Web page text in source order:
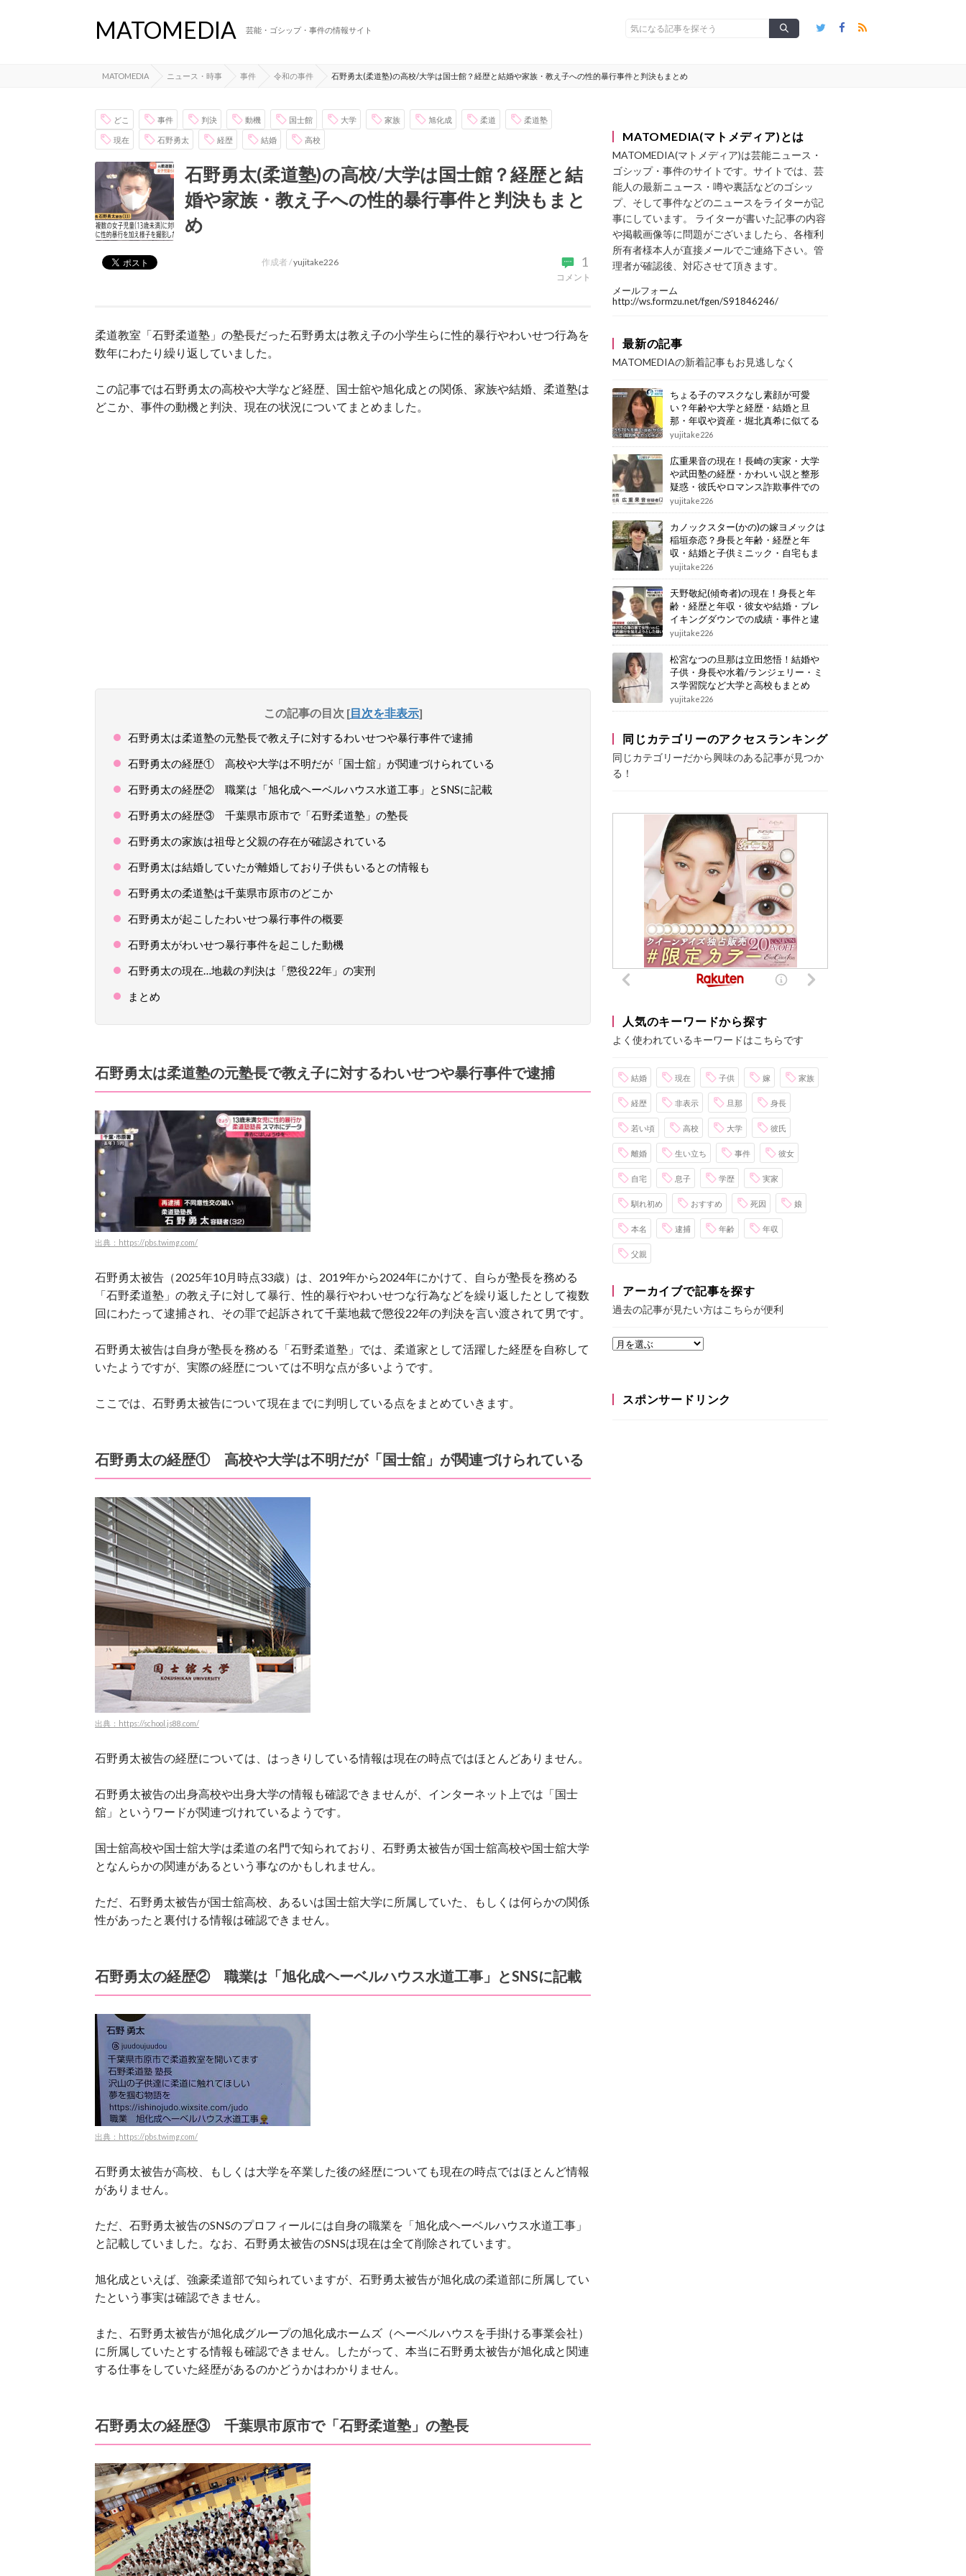
MATOMEDIA 芸能・ゴシップ・事件の情報サイト
MATOMEDIA ニュース・時事 事件 令和の事件 石野勇太(柔道塾)の高校/大学は国士館？経歴と結婚や家族・教え子への性的暴行事件と判決もまとめ
どこ 事件 判決 動機 国士館 大学 家族 旭化成 柔道 柔道塾
現在 石野勇太 経歴 結婚 高校
石野勇太(柔道塾)の高校/大学は国士館？経歴と結
婚や家族・教え子への性的暴行事件と判決もまと
め
1
コメント
作成者 /yujitake226
柔道教室「石野柔道塾」の塾長だった石野勇太は教え子の小学生らに性的暴行やわいせつ行為を
数年にわたり繰り返していました。
この記事では石野勇太の高校や大学など経歴、国士舘や旭化成との関係、家族や結婚、柔道塾は
どこか、事件の動機と判決、現在の状況についてまとめました。
この記事の目次 [目次を非表示]
石野勇太は柔道塾の元塾長で教え子に対するわいせつや暴行事件で逮捕
石野勇太の経歴① 高校や大学は不明だが「国士舘」が関連づけられている
石野勇太の経歴② 職業は「旭化成ヘーベルハウス水道工事」とSNSに記載
石野勇太の経歴③ 千葉県市原市で「石野柔道塾」の塾長
石野勇太の家族は祖母と父親の存在が確認されている
石野勇太は結婚していたが離婚しており子供もいるとの情報も
石野勇太の柔道塾は千葉県市原市のどこか
石野勇太が起こしたわいせつ暴行事件の概要
石野勇太がわいせつ暴行事件を起こした動機
石野勇太の現在…地裁の判決は「懲役22年」の実刑
まとめ
石野勇太は柔道塾の元塾長で教え子に対するわいせつや暴行事件で逮捕
出典：https://pbs.twimg.com/
石野勇太被告（2025年10月時点33歳）は、2019年から2024年にかけて、自らが塾長を務める
「石野柔道塾」の教え子に対して暴行、性的暴行やわいせつな行為などを繰り返したとして複数
回にわたって逮捕され、その罪で起訴されて千葉地裁で懲役22年の判決を言い渡されて男です。
石野勇太被告は自身が塾長を務める「石野柔道塾」では、柔道家として活躍した経歴を自称して
いたようですが、実際の経歴については不明な点が多いようです。
ここでは、石野勇太被告について現在までに判明している点をまとめていきます。
石野勇太の経歴① 高校や大学は不明だが「国士舘」が関連づけられている
出典：https://school.js88.com/
石野勇太被告の経歴については、はっきりしている情報は現在の時点ではほとんどありません。
石野勇太被告の出身高校や出身大学の情報も確認できませんが、インターネット上では「国士
舘」というワードが関連づけれているようです。
国士舘高校や国士舘大学は柔道の名門で知られており、石野勇太被告が国士舘高校や国士舘大学
となんらかの関連があるという事なのかもしれません。
ただ、石野勇太被告が国士舘高校、あるいは国士舘大学に所属していた、もしくは何らかの関係
性があったと裏付ける情報は確認できません。
石野勇太の経歴② 職業は「旭化成ヘーベルハウス水道工事」とSNSに記載
出典：https://pbs.twimg.com/
石野勇太被告が高校、もしくは大学を卒業した後の経歴についても現在の時点ではほとんど情報
がありません。
ただ、石野勇太被告のSNSのプロフィールには自身の職業を「旭化成ヘーベルハウス水道工事」
と記載していました。なお、石野勇太被告のSNSは現在は全て削除されています。
旭化成といえば、強豪柔道部で知られていますが、石野勇太被告が旭化成の柔道部に所属してい
たという事実は確認できません。
また、石野勇太被告が旭化成グループの旭化成ホームズ（ヘーベルハウスを手掛ける事業会社）
に所属していたとする情報も確認できません。したがって、本当に石野勇太被告が旭化成と関連
する仕事をしていた経歴があるのかどうかはわかりません。
石野勇太の経歴③ 千葉県市原市で「石野柔道塾」の塾長
MATOMEDIA(マトメディア)とは
MATOMEDIA(マトメディア)は芸能ニュース・
ゴシップ・事件のサイトです。サイトでは、芸
能人の最新ニュース・噂や裏話などのゴシッ
プ、そして事件などのニュースをライターが記
事にしています。 ライターが書いた記事の内容
や掲載画像等に問題がございましたら、各権利
所有者様本人が直接メールでご連絡下さい。管
理者が確認後、対応させて頂きます。
メールフォーム
http://ws.formzu.net/fgen/S91846246/
最新の記事
MATOMEDIAの新着記事もお見逃しなく
ちょる子のマスクなし素顔が可愛
い？年齢や大学と経歴・結婚と旦
那・年収や資産・堀北真希に似てる
画像もまとめ
yujitake226
広重果音の現在！長崎の実家・大学
や武田塾の経歴・かわいい説と整形
疑惑・彼氏やロマンス詐欺事件での
逮捕もまとめ
yujitake226
カノックスター(かの)の嫁ヨメックは
稲垣奈恋？身長と年齢・経歴と年
収・結婚と子供ミニック・自宅もま
とめ
yujitake226
天野敬紀(傾奇者)の現在！身長と年
齢・経歴と年収・彼女や結婚・ブレ
イキングダウンでの成績・事件と逮
捕もまとめ
yujitake226
松宮なつの旦那は立田悠悟！結婚や
子供・身長や水着/ランジェリー・ミ
ス学習院など大学と高校もまとめ
yujitake226
同じカテゴリーのアクセスランキング
同じカテゴリーだから興味のある記事が見つか
る！
人気のキーワードから探す
よく使われているキーワードはこちらです
結婚 現在 子供 嫁 家族
経歴 非表示 旦那 身長
若い頃 高校 大学 彼氏
離婚 生い立ち 事件 彼女
自宅 息子 学歴 実家
馴れ初め おすすめ 死因 娘
本名 逮捕 年齢 年収
父親
アーカイブで記事を探す
過去の記事が見たい方はこちらが便利
スポンサードリンク